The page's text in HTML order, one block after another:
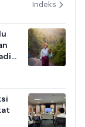
Indeks